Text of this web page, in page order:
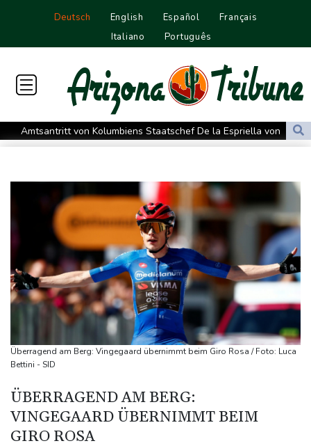
Deutsch English Español
Français
Italiano
Português
Amtsantritt von Kolumbiens Staatschef De la Espriella von
Gewalt überschattet
Taifun "Dolphin": Flugausfälle, Evakuierung und höchste
Warnstufe in China
Lionel Messi trauert um Vater und langjährigen Manager Jorge
DAK-Analyse: ADHS-Neudiagnosen bei Kindern deutlich
gestiegen
Sohn: Krebs von Ex-Präsident Biden hat sich ausgebreitet und
Metastasen gebildet
Iran stellt harte Bedingungen für Öffnung der Straße von
Hormus
Trauerflor und Schweigeminute: Inter Miami trauert mit Messi
Zwei Bombenanschläge in Kolumbien an erstem Tag im Amt des
neuen Präsidenten Espriella
Überragend am Berg: Vingegaard übernimmt beim Giro Rosa / Foto: Luca
Bettini - SID
ÜBERRAGEND AM BERG:
VINGEGAARD ÜBERNIMMT BEIM
GIRO ROSA